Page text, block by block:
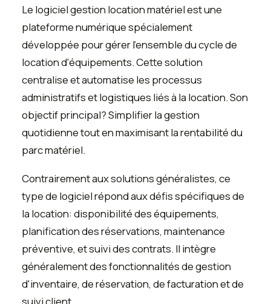
Le logiciel gestion location matériel est une
plateforme numérique spécialement
développée pour gérer l'ensemble du cycle de
location d'équipements. Cette solution
centralise et automatise les processus
administratifs et logistiques liés à la location. Son
objectif principal? Simplifier la gestion
quotidienne tout en maximisant la rentabilité du
parc matériel.
Contrairement aux solutions généralistes, ce
type de logiciel répond aux défis spécifiques de
la location: disponibilité des équipements,
planification des réservations, maintenance
préventive, et suivi des contrats. Il intègre
généralement des fonctionnalités de gestion
d'inventaire, de réservation, de facturation et de